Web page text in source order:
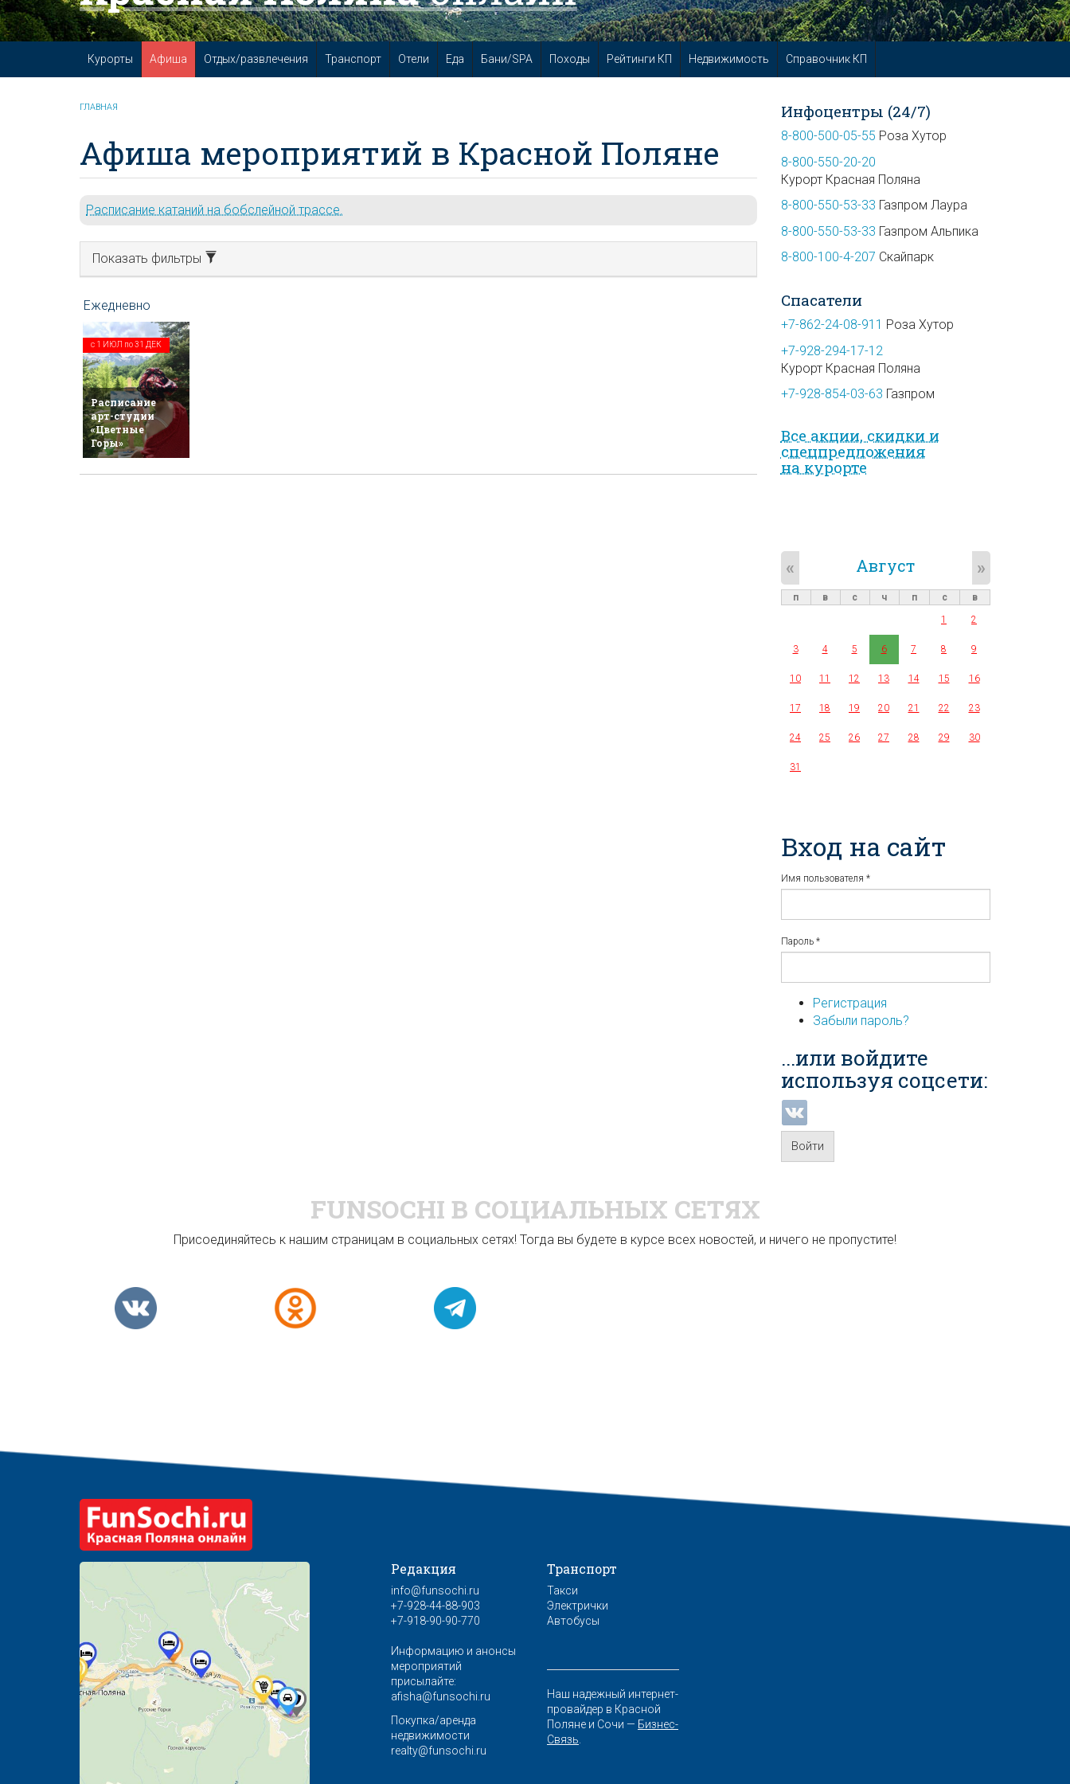
Курорты Афиша Отдых/развлечения Транспорт Отели Еда Бани/SPA Походы Рейтинги КП Недвижимость Справочник КП
ГЛАВНАЯ
Афиша мероприятий в Красной Поляне
Расписание катаний на бобслейной трассе.
Показать фильтры
с 1 ИЮЛ по31 ДЕК
Расписание
арт-студии
«Цветные
Горы»
Инфоцентры (24/7)
8-800-500-05-55 Роза Хутор
8-800-550-20-20
Курорт Красная Поляна
8-800-550-53-33 Газпром Лаура
8-800-550-53-33 Газпром Альпика
8-800-100-4-207 Скайпарк
Спасатели
+7-862-24-08-911 Роза Хутор
+7-928-294-17-12
Курорт Красная Поляна
+7-928-854-03-63 Газпром
Все акции, скидки и
спец­предложе­ния
на курорте
Август
« »
п в с ч п с
в
1
2
3 4 5 6 7 8 9
10 11 12 13 14 15 16
17 18 19 20 21 22 23
24 25 26 27 28 29 30
31
Вход на сайт
Имя пользователя *
Пароль *
Регистрация
Забыли пароль?
...или войдите
используя соцсети:
Войти
FUNSOCHI В СОЦИАЛЬНЫХ СЕТЯХ
Присоединяйтесь к нашим страницам в социальных сетях! Тогда вы будете в курсе всех новостей, и ничего не пропустите!
Редакция
info@funsochi.ru
+7-928-44-88-903
+7-918-90-90-770
Информацию и анонсы
мероприятий
присылайте:
afisha@funsochi.ru
Покупка/аренда
недвижимости
realty@funsochi.ru
Транспорт
Такси
Электрички
Автобусы
Наш надежный интернет-
провайдер в Красной
Поляне и Сочи — Бизнес-
Связь